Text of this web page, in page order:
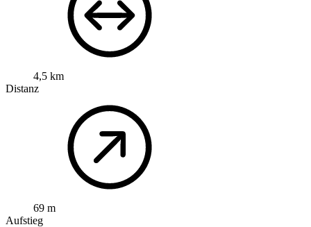
4,5 km
Distanz
69 m
Aufstieg